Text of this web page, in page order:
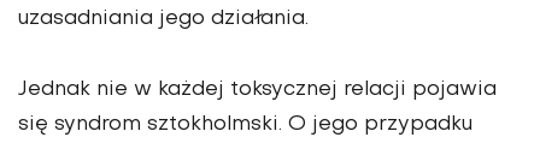
uzasadniania jego działania.
Jednak nie w każdej toksycznej relacji pojawia
się syndrom sztokholmski. O jego przypadku